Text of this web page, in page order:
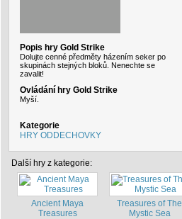
Popis hry Gold Strike
Dolujte cenné předměty házením seker po
skupinách stejných bloků. Nenechte se
zavalit!
Ovládání hry Gold Strike
Myší.
Kategorie
HRY ODDECHOVKY
Další hry z kategorie:
Ancient Maya
Treasures
Treasures of The
Mystic Sea